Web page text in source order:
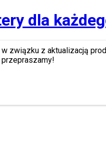
dla
związku z aktualizacją